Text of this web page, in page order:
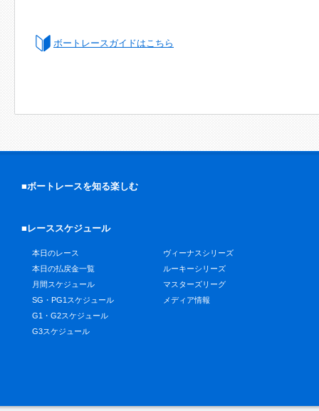
ボートレースガイドはこちら
■ボートレースを知る楽しむ
■レーススケジュール
本日のレース
本日の払戻金一覧
月間スケジュール
SG・PG1スケジュール
G1・G2スケジュール
G3スケジュール
ヴィーナスシリーズ
ルーキーシリーズ
マスターズリーグ
メディア情報